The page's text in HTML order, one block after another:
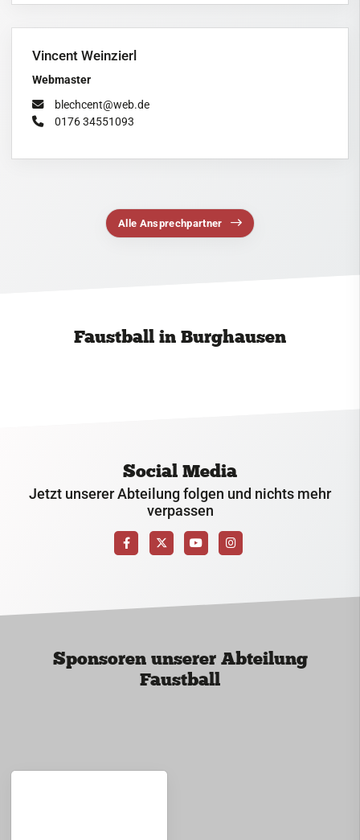
Vincent Weinzierl
Webmaster
blechcent@web.de
0176 34551093
Alle Ansprechpartner
Faustball in Burghausen
Social Media
Jetzt unserer Abteilung folgen und nichts mehr
verpassen
Sponsoren unserer Abteilung
Faustball